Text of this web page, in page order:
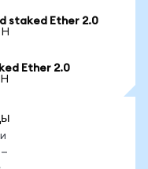
staked Ether 2.0
Ether 2.0